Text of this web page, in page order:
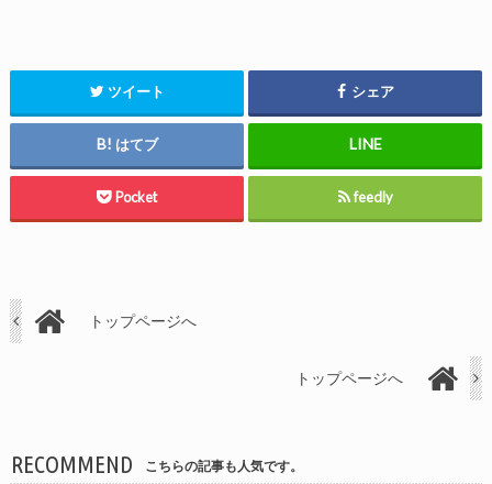
ツイート シェア
はてブ
Pocket feedly
トップページへ
トップページへ
RECOMMEND こちらの記事も人気です。